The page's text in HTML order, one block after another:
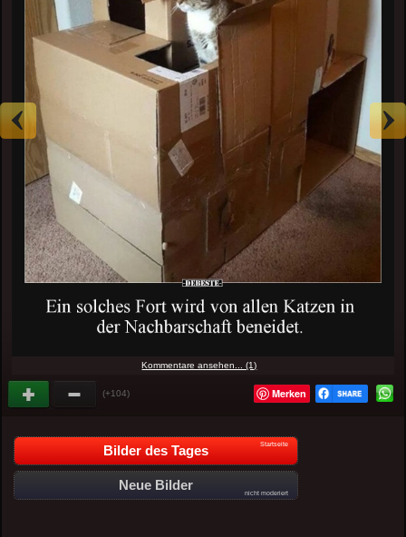
Kommentare ansehen... (1)
(+104) Merken
Bilder des Tages Startseite
Neue Bilder
nicht moderiert